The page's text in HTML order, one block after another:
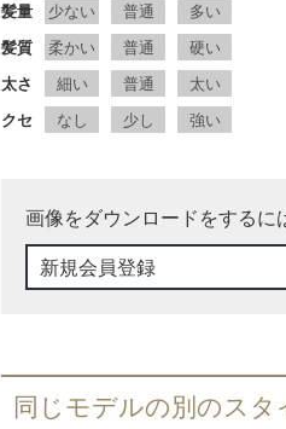
髪量 少ない 普通
多い
髪質
柔かい 普通
硬い
太さ
細い 普通
太い
クセ
なし 少し 強い
画像をダウンロードをするに
新規会員登録
同じモデルの別のスタ